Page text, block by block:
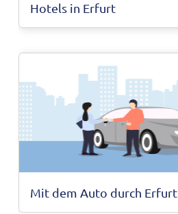
Hotels in Erfurt
Mit dem Auto durch Erfurt